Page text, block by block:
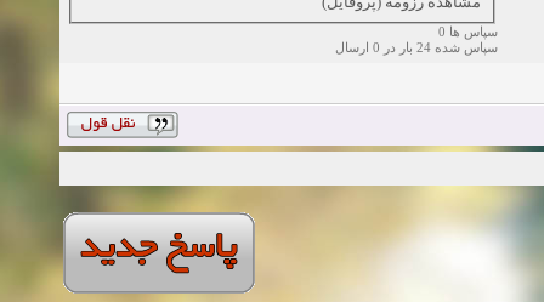
سپاس ها 0
سپاس شده 24 بار در 0 ارسال